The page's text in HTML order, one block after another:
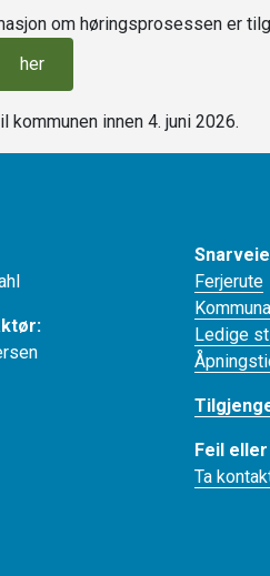
om høringsprosessen er
her
innen 4. juni 2026.
Ferjerute
Ledige
Feil
Ta